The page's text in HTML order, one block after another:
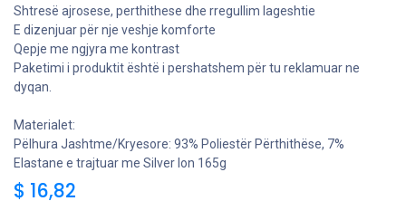
Shtresë ajrosese, perthithese dhe rregullim lageshtie
E dizenjuar për nje veshje komforte
Qepje me ngjyra me kontrast
Paketimi i produktit është i pershatshem për tu reklamuar ne
dyqan.
Materialet:
Pëlhura Jashtme/Kryesore: 93% Poliestër Përthithëse, 7%
Elastane e trajtuar me Silver Ion 165g
$ 16,82